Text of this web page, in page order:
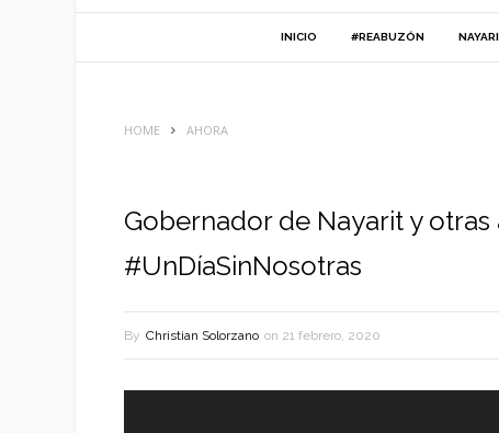
INICIO #REABUZÓN
HOME AHORA
Gobernador de Nayarit y
#UnDíaSinNosotras
By Christian Solorzano on 21 febrero, 2020